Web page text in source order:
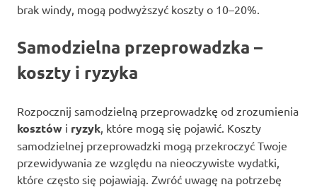
brak windy, mogą podwyższyć koszty o 10–20%.
Samodzielna przeprowadzka –
koszty i ryzyka
Rozpocznij samodzielną przeprowadzkę od zrozumienia
kosztów i ryzyk , które mogą się pojawić. Koszty
samodzielnej przeprowadzki mogą przekroczyć Twoje
przewidywania ze względu na nieoczywiste wydatki,
które często się pojawiają. Zwróć uwagę na potrzebę